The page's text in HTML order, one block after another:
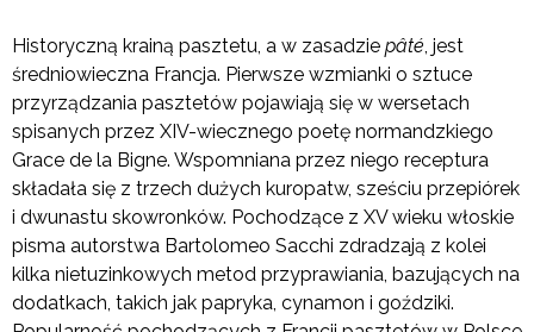
Historyczną krainą pasztetu, a w zasadzie pâté, jest
średniowieczna Francja. Pierwsze wzmianki o sztuce
przyrządzania pasztetów pojawiają się w wersetach
spisanych przez XIV-wiecznego poetę normandzkiego
Grace de la Bigne. Wspomniana przez niego receptura
składała się z trzech dużych kuropatw, sześciu przepiórek
i dwunastu skowronków. Pochodzące z XV wieku włoskie
pisma autorstwa Bartolomeo Sacchi zdradzają z kolei
kilka nietuzinkowych metod przyprawiania, bazujących na
dodatkach, takich jak papryka, cynamon i goździki.